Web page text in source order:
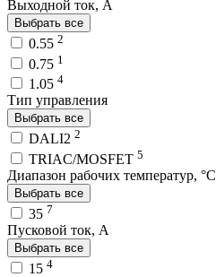
Выходной ток, A
Выбрать все
0.55 2
0.75 1
1.05 4
Тип управления
Выбрать все
DALI2 2
TRIAC/MOSFET 5
Диапазон рабочих температур, °C
Выбрать все
35 7
Пусковой ток, A
Выбрать все
15 4